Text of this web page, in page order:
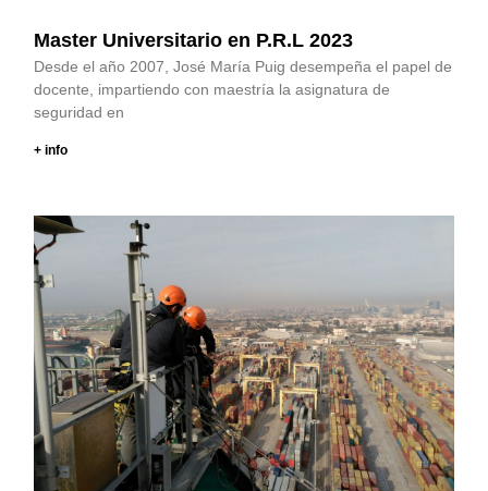
Master Universitario en P.R.L 2023
Desde el año 2007, José María Puig desempeña el papel de
docente, impartiendo con maestría la asignatura de
seguridad en
+ info